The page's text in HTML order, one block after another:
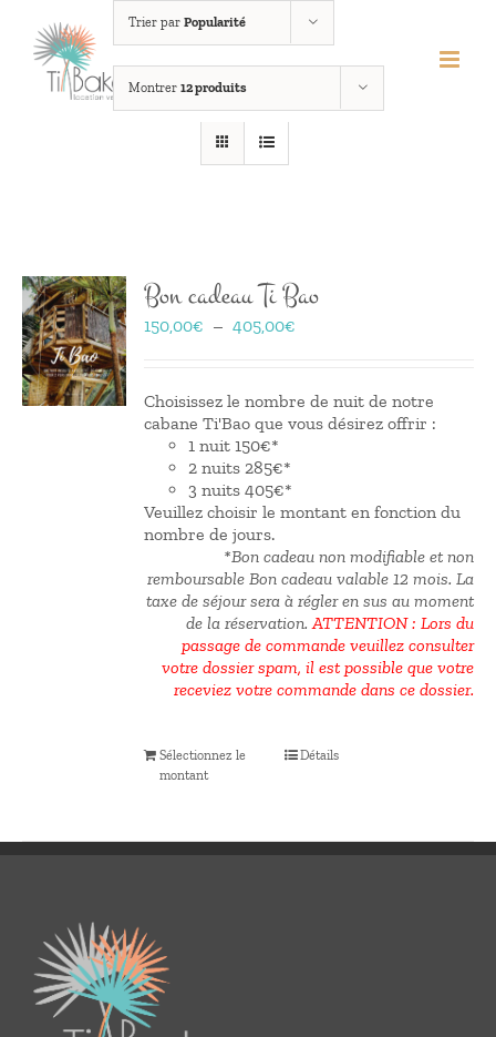
contenu
Trier par Popularité
Montrer 12 produits
Bon cadeau Ti Bao
150,00€ – 405,00€
150,00€
à
405,00€
Choisissez le nombre de nuit de notre
cabane Ti'Bao que vous désirez offrir :
1 nuit 150€*
2 nuits 285€*
3 nuits 405€*
Veuillez choisir le montant en fonction du
nombre de jours.
*Bon cadeau non modifiable et non
remboursable Bon cadeau valable 12 mois. La
taxe de séjour sera à régler en sus au moment
de la réservation.ATTENTION : Lors du
passage de commande veuillez consulter
votre dossier spam, il est possible que votre
receviez votre commande dans ce dossier.
Sélectionnez le
montant
Détails